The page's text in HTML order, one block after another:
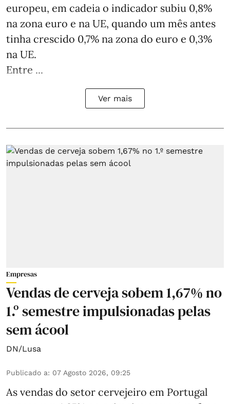
europeu, em cadeia o indicador subiu 0,8%
na zona euro e na UE, quando um mês antes
tinha crescido 0,7% na zona do euro e 0,3%
na UE.
Entre ...
Ver mais
Empresas
Vendas de cerveja sobem 1,67% no
1.º semestre impulsionadas pelas
sem ácool
DN/Lusa
Publicado a: 07 Agosto 2026, 09:25
As vendas do setor cervejeiro em Portugal